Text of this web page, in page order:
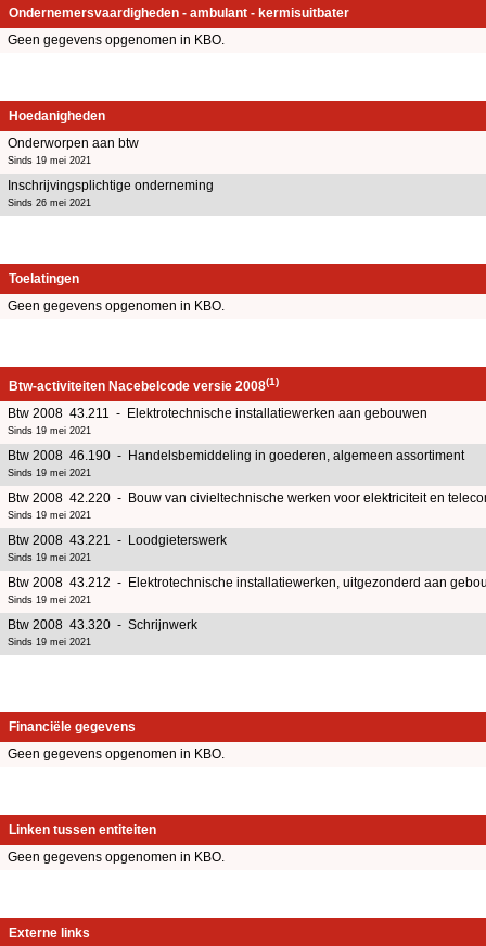
Ondernemersvaardigheden - ambulant - kermisuitbater
Geen gegevens opgenomen in KBO.
Hoedanigheden
Onderworpen aan btw
Sinds 19 mei 2021
Inschrijvingsplichtige onderneming
Sinds 26 mei 2021
Toelatingen
Geen gegevens opgenomen in KBO.
Btw-activiteiten Nacebelcode versie 2008(1)
Btw 2008 43.211 - Elektrotechnische installatiewerken aan gebouwen
Sinds 19 mei 2021
Btw 2008 46.190 - Handelsbemiddeling in goederen, algemeen assortiment
Sinds 19 mei 2021
Btw 2008 42.220 - Bouw van civieltechnische werken voor elektriciteit en
Sinds 19 mei 2021
Btw 2008 43.221 - Loodgieterswerk
Sinds 19 mei 2021
Btw 2008 43.212 - Elektrotechnische installatiewerken, uitgezonderd aan
Sinds 19 mei 2021
Btw 2008 43.320 - Schrijnwerk
Sinds 19 mei 2021
Financiële gegevens
Geen gegevens opgenomen in KBO.
Linken tussen entiteiten
Geen gegevens opgenomen in KBO.
Externe links